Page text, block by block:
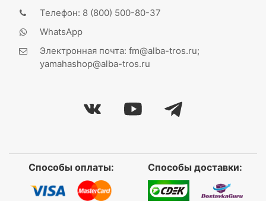
Телефон: 8 (800) 500-80-37
WhatsApp
Электронная почта: fm@alba-tros.ru;
yamahashop@alba-tros.ru
Способы оплаты: Способы доставки: